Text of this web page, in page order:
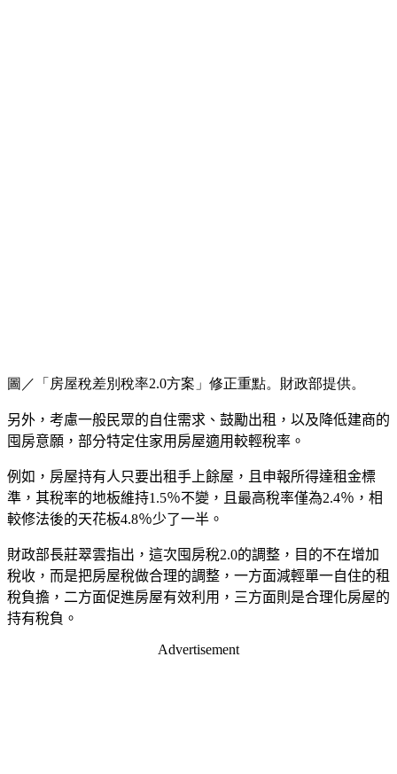
圖／「房屋稅差別稅率2.0方案」修正重點。財政部提供。
另外，考慮一般民眾的自住需求、鼓勵出租，以及降低建商的
囤房意願，部分特定住家用房屋適用較輕稅率。
例如，房屋持有人只要出租手上餘屋，且申報所得達租金標
準，其稅率的地板維持1.5％不變，且最高稅率僅為2.4％，相
較修法後的天花板4.8％少了一半。
財政部長莊翠雲指出，這次囤房稅2.0的調整，目的不在增加
稅收，而是把房屋稅做合理的調整，一方面減輕單一自住的租
稅負擔，二方面促進房屋有效利用，三方面則是合理化房屋的
持有稅負。
Advertisement